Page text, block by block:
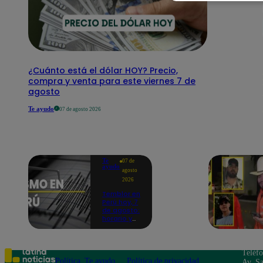
¿Cuánto está el dólar HOY? Precio,
compra y venta para este viernes 7 de
agosto
Te ayudo 07 de agosto 2026
Te
ayudo
07 de
agosto
2026
Temblor en
Perú hoy, 7
de agosto:
horario y
según IGP
Política Te ayudo Política de privacidad